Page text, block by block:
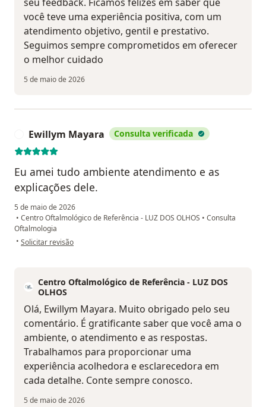
você teve uma experiência positiva, com um
atendimento objetivo, gentil e prestativo.
Seguimos sempre comprometidos em oferecer
o melhor cuidado
5 de maio de 2026
Ewillym Mayara Consulta verificada
Eu amei tudo ambiente atendimento e as
explicações dele.
5 de maio de 2026
• Centro Oftalmológico de Referência - LUZ DOS OLHOS • Consulta
Oftalmologia
• na opinião do utilizador Ewillym Mayara
Solicitar revisão
Centro Oftalmológico de Referência - LUZ DOS
OLHOS
Olá, Ewillym Mayara. Muito obrigado pelo seu
comentário. É gratificante saber que você ama o
ambiente, o atendimento e as respostas.
Trabalhamos para proporcionar uma
experiência acolhedora e esclarecedora em
cada detalhe. Conte sempre conosco.
5 de maio de 2026